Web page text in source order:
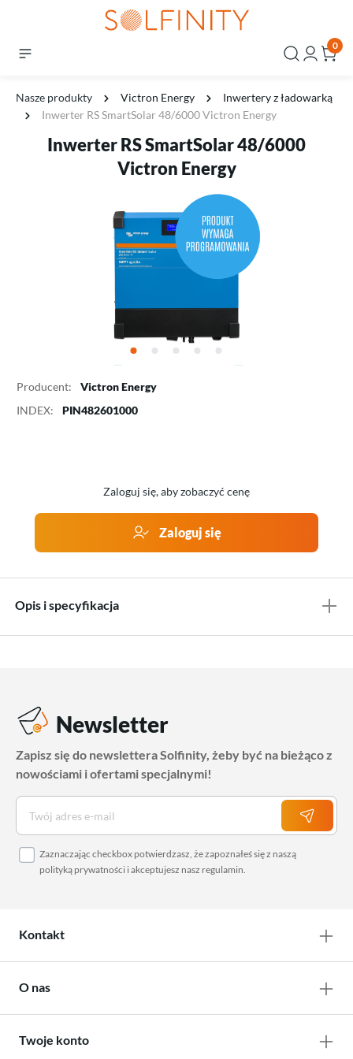
0
Nasze produkty Victron Energy
Inwertery z ładowarką
Inwerter RS SmartSolar 48/6000 Victron Energy
Inwerter RS SmartSolar 48/6000
Victron Energy
Producent:
Victron Energy
INDEX:
PIN482601000
Zaloguj się, aby zobaczyć cenę
Zaloguj się
Opis i specyfikacja
Newsletter
Zapisz się do newslettera Solfinity, żeby być na bieżąco z
nowościami i ofertami specjalnymi!
Zaznaczając checkbox potwierdzasz, że zapoznałeś się z naszą
polityką prywatności i akceptujesz nasz regulamin.
Kontakt
O nas
Twoje konto